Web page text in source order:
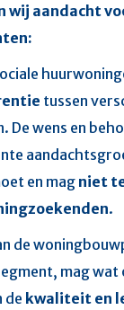
wij aandacht
tussen
De wens en
en mag niet
.
de
mag
de kwaliteit en